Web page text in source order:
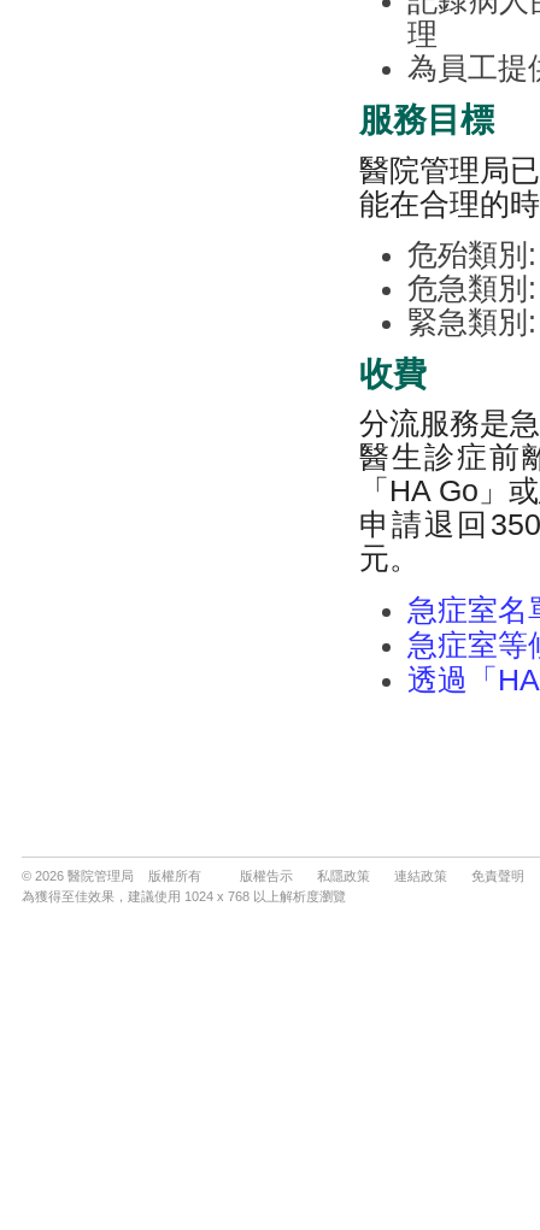
© 2026 醫院管理局 版權所有 版權告示 私隱政策 連結政策
免責聲明
為獲得至佳效果，建議使用 1024 x 768 以上解析度瀏覽